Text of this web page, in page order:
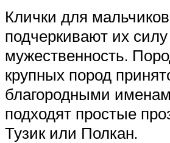
Клички для мальчиков
подчеркивают их
мужественность.
крупных пород
благородными
подходят простые
Тузик или Полкан.